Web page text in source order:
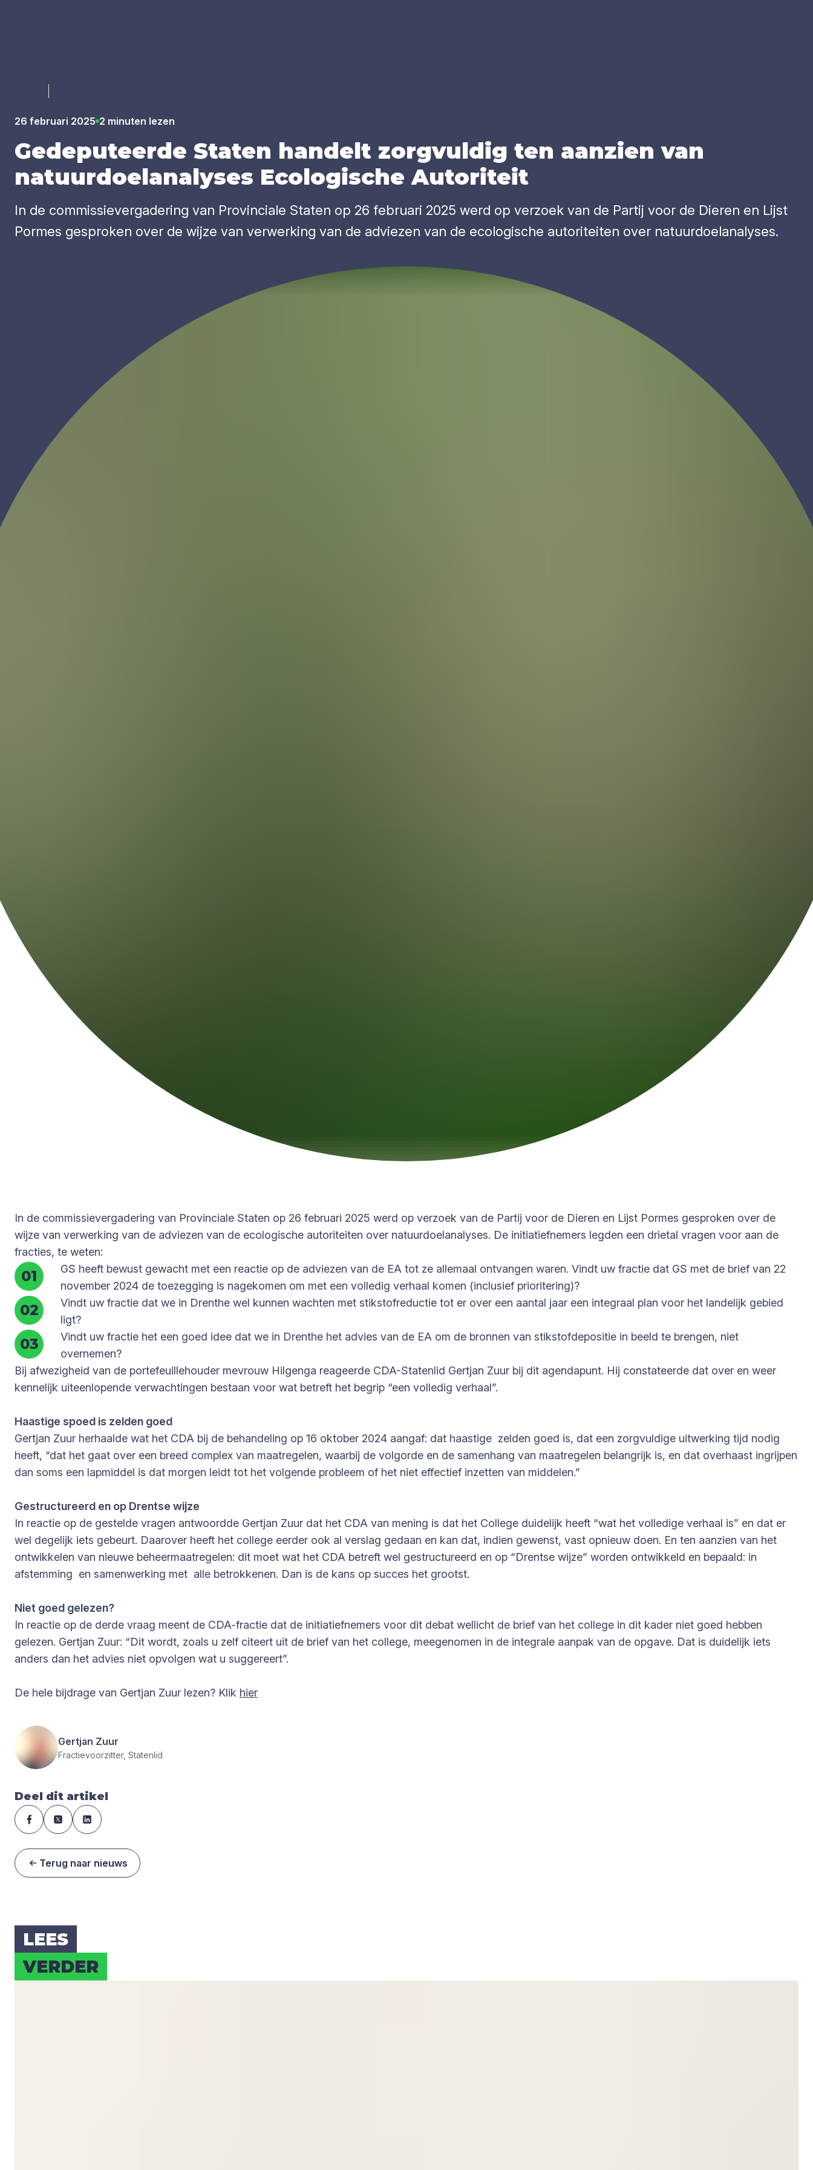
26 februari 2025 2 minuten lezen
Gede­pu­teer­de Sta­ten han­delt zorg­vul­dig ten aan­zien van
natuur­doel­ana­ly­ses Eco­lo­gi­sche Auto­ri­teit
In de commissievergadering van Provinciale Staten op 26 februari 2025 werd op verzoek van de Partij voor de Dieren en Lijst
Pormes gesproken over de wijze van verwerking van de adviezen van de ecologische autoriteiten over natuurdoelanalyses.
In de commissievergadering van Provinciale Staten op 26 februari 2025 werd op verzoek van de Partij voor de Dieren en Lijst Pormes gesproken over de
wijze van verwerking van de adviezen van de ecologische autoriteiten over natuurdoelanalyses. De initiatiefnemers legden een drietal vragen voor aan de
fracties, te weten:
GS heeft bewust gewacht met een reactie op de adviezen van de EA tot ze allemaal ontvangen waren. Vindt uw fractie dat GS met de brief van 22
november 2024 de toezegging is nagekomen om met een volledig verhaal komen (inclusief prioritering)?
Vindt uw fractie dat we in Drenthe wel kunnen wachten met stikstofreductie tot er over een aantal jaar een integraal plan voor het landelijk gebied
ligt?
Vindt uw fractie het een goed idee dat we in Drenthe het advies van de EA om de bronnen van stikstofdepositie in beeld te brengen, niet
overnemen?
Bij afwezigheid van de portefeuillehouder mevrouw Hilgenga reageerde CDA-Statenlid Gertjan Zuur bij dit agendapunt. Hij constateerde dat over en weer
kennelijk uiteenlopende verwachtingen bestaan voor wat betreft het begrip “een volledig verhaal”.
Haastige spoed is zelden goed
Gertjan Zuur herhaalde wat het CDA bij de behandeling op 16 oktober 2024 aangaf: dat haastige zelden goed is, dat een zorgvuldige uitwerking tijd nodig
heeft, “dat het gaat over een breed complex van maatregelen, waarbij de volgorde en de samenhang van maatregelen belangrijk is, en dat overhaast ingrijpen
dan soms een lapmiddel is dat morgen leidt tot het volgende probleem of het niet effectief inzetten van middelen.”
Gestructureerd en op Drentse wijze
In reactie op de gestelde vragen antwoordde Gertjan Zuur dat het CDA van mening is dat het College duidelijk heeft “wat het volledige verhaal is” en dat er
wel degelijk iets gebeurt. Daarover heeft het college eerder ook al verslag gedaan en kan dat, indien gewenst, vast opnieuw doen. En ten aanzien van het
ontwikkelen van nieuwe beheermaatregelen: dit moet wat het CDA betreft wel gestructureerd en op “Drentse wijze” worden ontwikkeld en bepaald: in
afstemming en samenwerking met alle betrokkenen. Dan is de kans op succes het grootst.
Niet goed gelezen?
In reactie op de derde vraag meent de CDA-fractie dat de initiatiefnemers voor dit debat wellicht de brief van het college in dit kader niet goed hebben
gelezen. Gertjan Zuur: “Dit wordt, zoals u zelf citeert uit de brief van het college, meegenomen in de integrale aanpak van de opgave. Dat is duidelijk iets
anders dan het advies niet opvolgen wat u suggereert”.
De hele bijdrage van Gertjan Zuur lezen? Klik hier
Gertjan Zuur
Fractievoorzitter, Statenlid
Deel dit artikel
Terug naar nieuws
LEES
VER­DER